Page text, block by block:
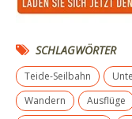
SCHLAGWÖRTER
Teide-Seilbahn
Wandern
Ausflüge